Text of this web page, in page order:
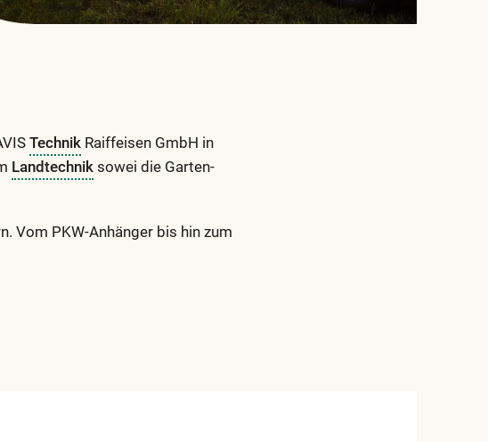
Technik Raiffeisen GmbH in
Landtechnik sowei die Garten-
Vom PKW-Anhänger bis hin zum